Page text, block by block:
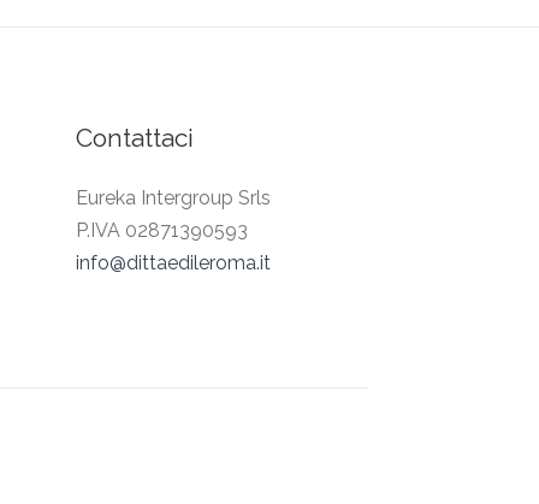
Contattaci
Eureka Intergroup Srls
P.IVA 02871390593
info@dittaedileroma.it